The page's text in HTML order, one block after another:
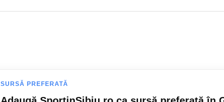
SURSĂ PREFERATĂ